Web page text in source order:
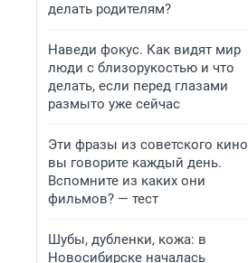
делать родителям?
Наведи фокус. Как видят мир
люди с близорукостью и что
делать, если перед глазами
размыто уже сейчас
Эти фразы из советского кино
вы говорите каждый день.
Вспомните из каких они
фильмов? — тест
Шубы, дубленки, кожа: в
Новосибирске началась